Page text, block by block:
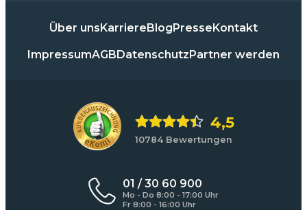
Über unsKarriereBlogPresseKontakt
ImpressumAGBDatenschutzPartner werden
4,5
10784 Bewertungen
01 / 30 60 900
Mo - Do 8:00 - 17:00 Uhr
Fr 8:00 - 16:00 Uhr